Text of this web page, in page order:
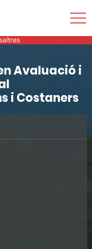
Avaluació i
i Costaners